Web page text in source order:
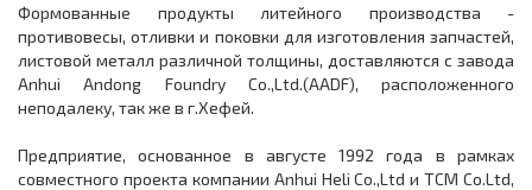
Формованные продукты литейного производства -
противовесы, отливки и поковки для изготовления запчастей,
листовой металл различной толщины, доставляются с завода
Anhui Andong Foundry Co.,Ltd.(AADF), расположенного
неподалеку, так же в г.Хефей.
Предприятие, основанное в августе 1992 года в рамках
совместного проекта компании Anhui Heli Co.,Ltd и ТСМ Со.Ltd,